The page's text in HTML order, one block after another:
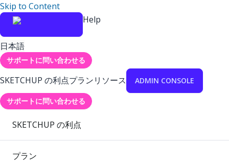
Skip to Content
Help
日本語
サポートに問い合わせる
SKETCHUP の利点プランリソース ADMIN CONSOLE
サポートに問い合わせる
SKETCHUP の利点
プラン